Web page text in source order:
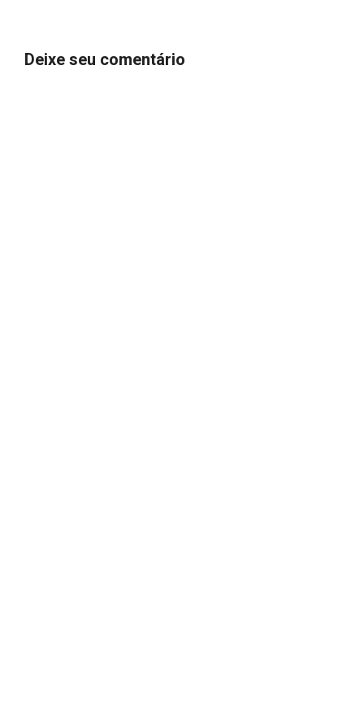
Deixe seu comentário